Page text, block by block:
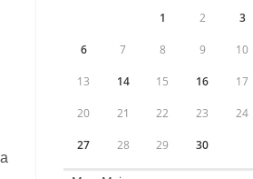
1 2 3
6 7 8 9 10
13 14 15 16 17
20 21 22 23 24
27 28 29 30